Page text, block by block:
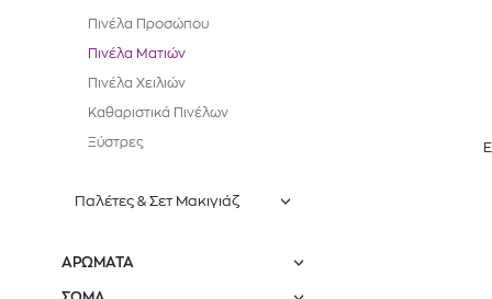
Πινέλα Προσώπου
Πινέλα Ματιών
Πινέλα Χειλιών
Καθαριστικά Πινέλων
Ξύστρες
Παλέτες & Σετ Μακιγιάζ
ΑΡΩΜΑΤΑ